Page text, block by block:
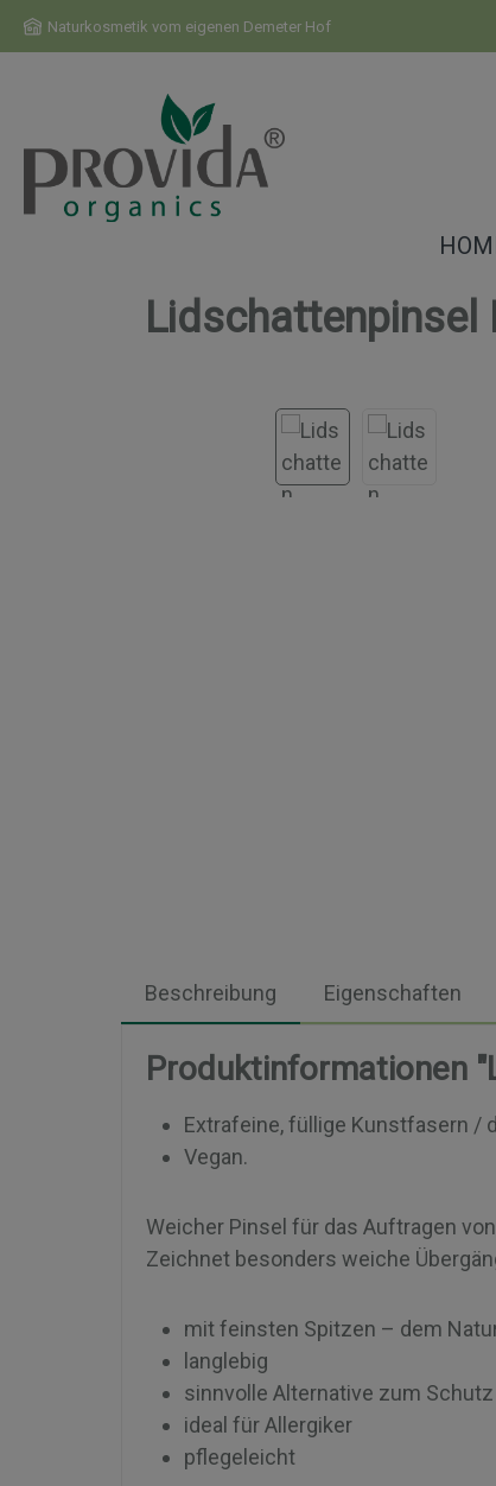
Hauptinhalt springen
Zur Suche springen
Zur Hauptnavigation springen
Naturkosmetik vom eigenen Demeter Hof
Lidschattenpinsel
Bildergalerie überspringen
Beschreibung Eigenschaften
Produktinformationen
Extrafeine, füllige Kunstfasern /
Vegan.
Weicher Pinsel für das Auftragen
Zeichnet besonders weiche
mit feinsten Spitzen – dem
langlebig
sinnvolle Alternative zum
ideal für Allergiker
pflegeleicht